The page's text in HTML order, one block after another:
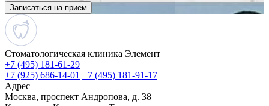
Записаться на прием
Стоматологическая клиника Элемент
+7 (495) 181-61-29
+7 (925) 686-14-01 +7 (495) 181-91-17
Адрес
Москва, проспект Андропова, д. 38